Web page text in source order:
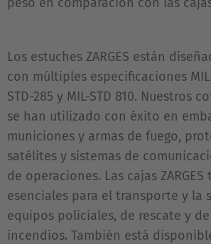
Los estuches ZARGES están
con múltiples especificaciones
STD-285 y MIL-STD 810. Nuestros
se han utilizado con éxito en
municiones y armas de fuego,
satélites y sistemas de
de operaciones. Las cajas
esenciales para el transporte y la
equipos policiales, de rescate y
incendios. También está